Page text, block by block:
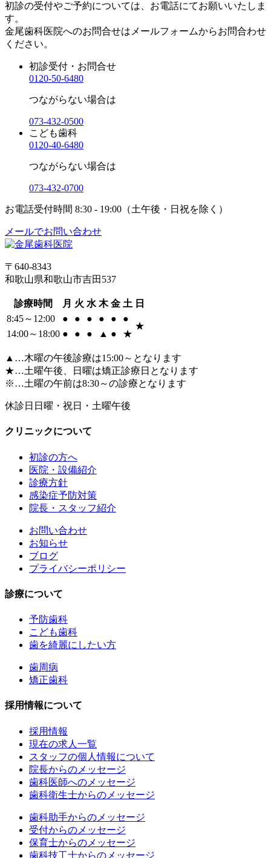
初診の受付やご予約については、お電話にてお願いいたしま
す。
金尾歯科医院へのお問合せはメールフォームからお問合わせ
ください。
初診受付・お問合せ
0120-50-6480
つながらない場合は
073-432-0500
こども歯科
0120-40-6480
つながらない場合は
073-432-0700
お電話受付時間 8:30 - 19:00（土午後・日祝を除く）
メールでお問い合わせ
〒640-8343
和歌山県和歌山市吉田537
診療時間 月 火 水 木 金 土 日
8:45～12:00
● ● ● ● ● ●
★
14:00～18:00 ● ● ● ▲ ● ★
▲…木曜の午後診療は15:00～となります
★…土曜午後、日曜は矯正診療日となります
※…土曜の午前は8:30～の診療となります
休診日 日曜・祝日・土曜午後
クリニックについて
初診の方へ
医院・設備紹介
診療方針
感染症予防対策
院長・スタッフ紹介
お問い合わせ
お知らせ
ブログ
プライバシーポリシー
診療について
予防歯科
こども歯科
歯を綺麗にしたい方
歯周病
矯正歯科
採用情報について
採用情報
現在の求人一覧
スタッフの個人情報について
院長からのメッセージ
歯科医師へのメッセージ
歯科衛生士からのメッセージ
歯科助手からのメッセージ
受付からのメッセージ
保育士からのメッセージ
歯科技工士からのメッセージ